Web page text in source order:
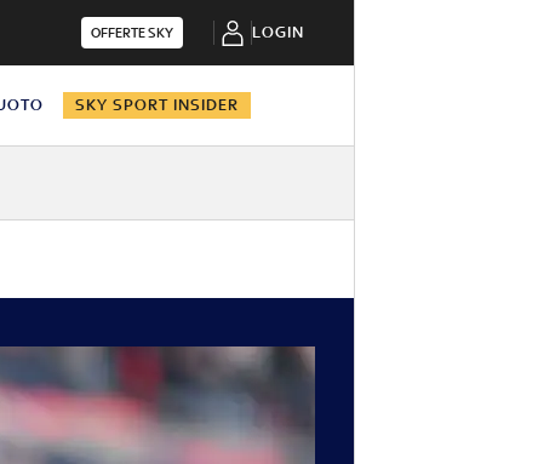
OFFERTE SKY LOGIN
SKY SPORT INSIDER